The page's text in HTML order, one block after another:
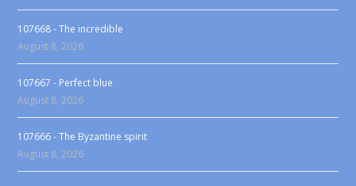
107668 - The incredible
August 8, 2026
107667 - Perfect blue
August 8, 2026
107666 - The Byzantine spirit
August 8, 2026